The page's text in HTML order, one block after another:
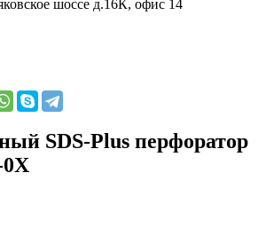
шоссе д.16К, офис 14
SDS-Plus перфоратор